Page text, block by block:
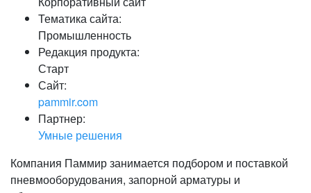
или войдите с помощью
Тематика сайта:
Промышленность
Редакция продукта:
Старт
Сайт:
pammir.com
Партнер:
Умные решения
Компания Паммир занимается подбором и поставкой
пневмооборудования, запорной арматуры и